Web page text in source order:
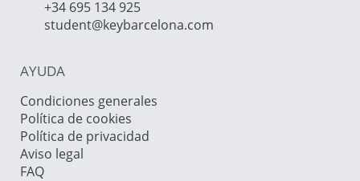
+34 695 134 925
student@keybarcelona.com
AYUDA
Condiciones generales
Política de cookies
Política de privacidad
Aviso legal
FAQ